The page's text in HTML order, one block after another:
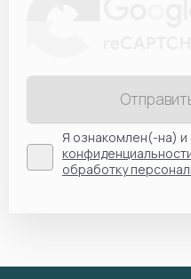
Я ознакомлен(-на) и
обработку